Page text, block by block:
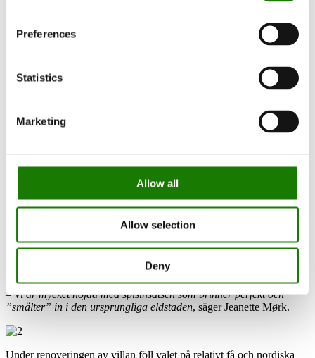
Preferences
Statistics
Marketing
Allow all
Allow selection
Deny
RAIS 600:1
Helt ostört, med utsikt över havet och omringat av natur, ligger ett
stämningen från husets ursprungliga tidsperiod.
Den tidigare öppna eldstaden har kompletterats med en RAIS 600
spisinsats som harmonierar väl med den enkla och klassiska villan.
Spisinsatsen har installerats i den ursprungliga murade eldstaden för
– Vi är mycket nöjda med spisinsatsen som brinner perfekt och
”smälter” in i den ursprungliga eldstaden, säger Jeanette Mørk.
Under renoveringen av villan föll valet på relativt få och nordiska